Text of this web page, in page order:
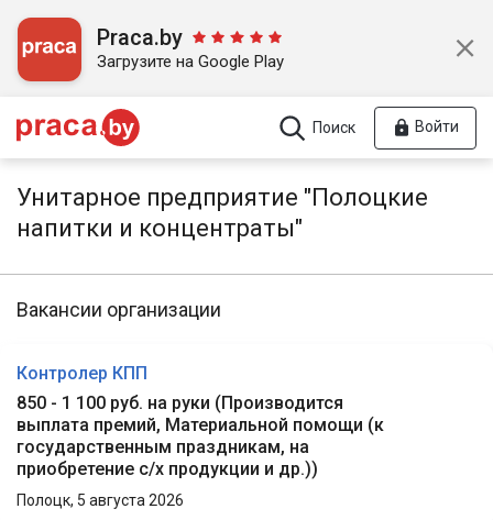
Praca.by
Загрузите на Google Play
Поиск Войти
Унитарное предприятие "Полоцкие
напитки и концентраты"
Вакансии организации
Контролер КПП
850 - 1 100 руб. на руки ( Производится
выплата премий, Материальной помощи (к
государственным праздникам, на
приобретение с/х продукции и др.))
Полоцк, 5 августа 2026